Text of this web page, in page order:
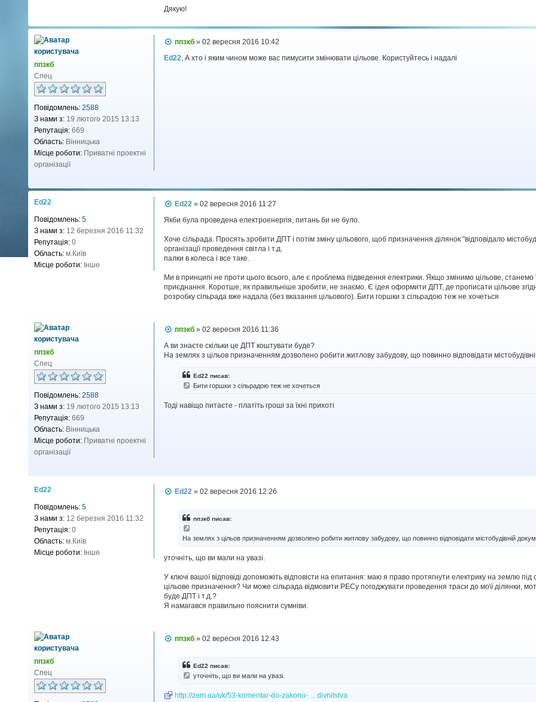
я
Дякую!
ппзкб
Спец
Повідомлень: 2588
З нами з: 19 лютого 2015 13:13
Репутація: 669
Область: Вінницька
Місце роботи: Приватні проектні
організації
П
в
ппзкб »02 вересня 2016 10:42
Ed22, А хто і яким чином може вас пимусити змінювати цільове. Користуйтесь і надалі
Ed22
Повідомлень: 5
З нами з: 12 березня 2016 11:32
Репутація: 0
Область: м.Київ
Місце роботи: Інше
П
в
д
о
м
л
н
н
я
Ed22 »02 вересня 2016 11:27
Якби була проведена електроенергія, питань би не було.
Хоче сільрада. Просять зробити ДПТ і потім зміну цільового, щоб призначення ділянок "відповідало
організації проведення світла і т.д.
палки в колеса і все таке.
Ми в принципі не проти цього всього, але є проблема підведення електрики. Якщо змінимо цільове,
приєднання. Коротше, як правильніше зробити, не знаємо. Є ідея оформити ДПТ, де прописати цільове
розробку сільрада вже надала (без вказання цільового). Бити горшки з сільрадою теж не хочеться
ппзкб
Спец
Повідомлень: 2588
З нами з: 19 лютого 2015 13:13
Репутація: 669
Область: Вінницька
Місце роботи: Приватні проектні
організації
П
в
і
н
ппзкб »02 вересня 2016 11:36
А ви знаєте скільки це ДПТ коштувати буде?
На землях з цільов призначенням дозволено робити житлову забудову, що повинно відповідати
Ed22 писав:
Бити горшки з сільрадою теж не хочеться
Тоді навіщо питаєте - платіть гроші за їхні прихоті
Ed22
Повідомлень: 5
З нами з: 12 березня 2016 11:32
Репутація: 0
Область: м.Київ
Місце роботи: Інше
П
е
н
я
Ed22 »02 вересня 2016 12:26
ппзкб писав:
На землях з цільов призначенням дозволено робити житлову забудову, що повинно відповідати містобудівній
уточніть, що ви мали на увазі.
У ключі вашої відповіді допоможіть відповісти на епитання: маю я право протягнути електрику на землю
цільове призначення? Чи може сільрада відмовити РЕСу погоджувати проведення траси до мо\ї ділянки,
буде ДПТ і т.д.?
Я намагався правильно пояснити сумніви.
ппзкб
Спец
П
л
ппзкб »02 вересня 2016 12:43
Ed22 писав:
уточніть, що ви мали на увазі.
http://zem.ua/uk/53-komentar-do-zakonu- ... divnitstva